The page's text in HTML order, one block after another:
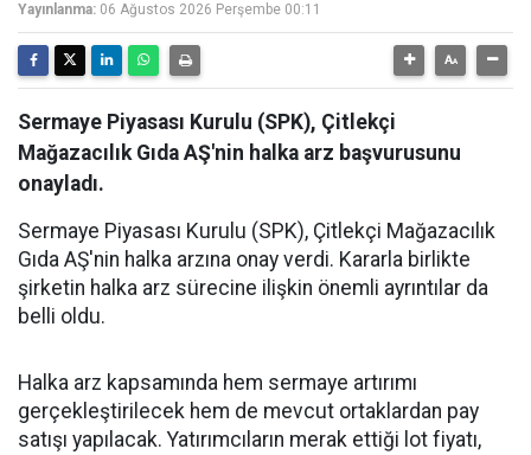
Yayınlanma: 06 Ağustos 2026 Perşembe 00:11
Sermaye Piyasası Kurulu (SPK), Çitlekçi
Mağazacılık Gıda AŞ'nin halka arz başvurusunu
onayladı.
Sermaye Piyasası Kurulu (SPK), Çitlekçi Mağazacılık
Gıda AŞ'nin halka arzına onay verdi. Kararla birlikte
şirketin halka arz sürecine ilişkin önemli ayrıntılar da
belli oldu.
Halka arz kapsamında hem sermaye artırımı
gerçekleştirilecek hem de mevcut ortaklardan pay
satışı yapılacak. Yatırımcıların merak ettiği lot fiyatı,